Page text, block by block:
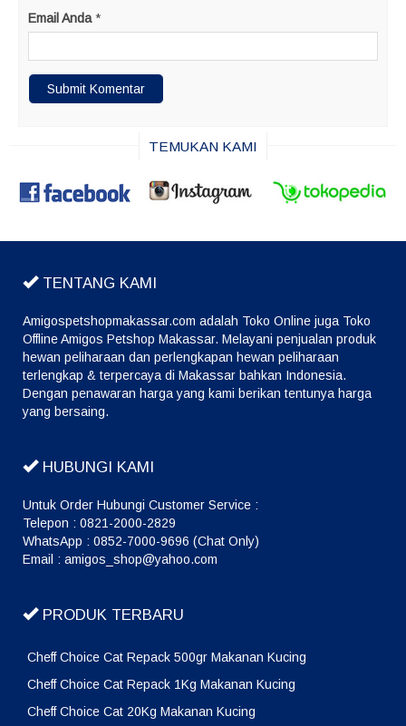
Email Anda *
TEMUKAN KAMI
TENTANG KAMI
Amigospetshopmakassar.com adalah Toko Online juga Toko
Offline Amigos Petshop Makassar. Melayani penjualan produk
hewan peliharaan dan perlengkapan hewan peliharaan
terlengkap & terpercaya di Makassar bahkan Indonesia.
Dengan penawaran harga yang kami berikan tentunya harga
yang bersaing.
HUBUNGI KAMI
Untuk Order Hubungi Customer Service :
Telepon : 0821-2000-2829
WhatsApp : 0852-7000-9696 (Chat Only)
Email : amigos_shop@yahoo.com
PRODUK TERBARU
Cheff Choice Cat Repack 500gr Makanan Kucing
Cheff Choice Cat Repack 1Kg Makanan Kucing
Cheff Choice Cat 20Kg Makanan Kucing